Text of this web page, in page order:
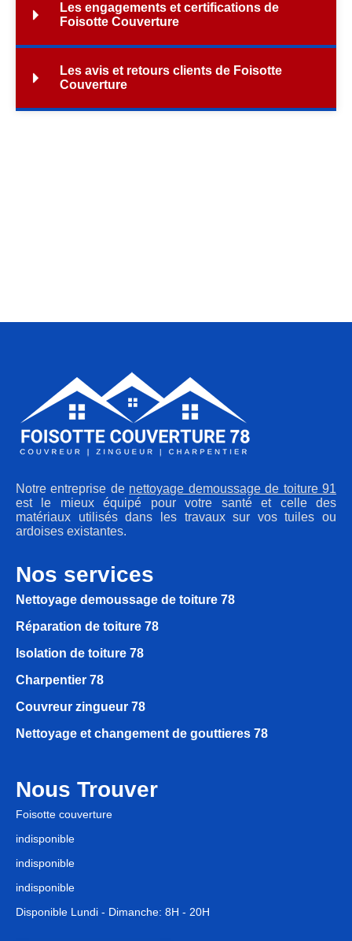
Les engagements et certifications de
Foisotte Couverture
Les avis et retours clients de Foisotte
Couverture
Notre entreprise de nettoyage demoussage de toiture 91
est le mieux équipé pour votre santé et celle des
matériaux utilisés dans les travaux sur vos tuiles ou
ardoises existantes.
Nos services
Nettoyage demoussage de toiture 78
Réparation de toiture 78
Isolation de toiture 78
Charpentier 78
Couvreur zingueur 78
Nettoyage et changement de gouttieres 78
Nous Trouver
Foisotte couverture
indisponible
indisponible
indisponible
Disponible Lundi - Dimanche: 8H - 20H